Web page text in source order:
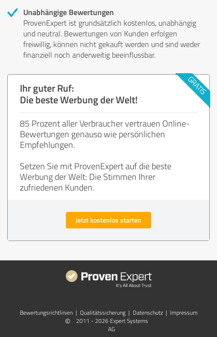
Unabhängige Bewertungen
ProvenExpert ist grundsätzlich kostenlos, unabhängig
und neutral. Bewertungen von Kunden erfolgen
freiwillig, können nicht gekauft werden und sind weder
finanziell noch anderweitig beeinflussbar.
Ihr guter Ruf:
Die beste Werbung der Welt!
85 Prozent aller Verbraucher vertrauen Online-
Bewertungen genauso wie persönlichen
Empfehlungen.
Setzen Sie mit ProvenExpert auf die beste
Werbung der Welt: Die Stimmen Ihrer
zufriedenen Kunden.
Jetzt kostenlos starten
Bewertungs­richtlinien | Qualitätssicherung | Datenschutz | Impressum
©
2011 - 2026 Expert Systems
AG